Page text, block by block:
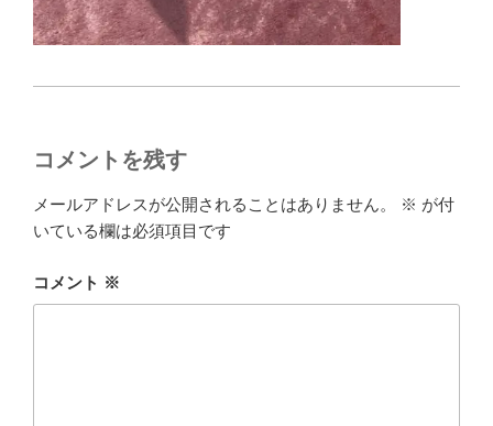
コメントを残す
メールアドレスが公開されることはありません。 ※ が付
いている欄は必須項目です
コメント ※